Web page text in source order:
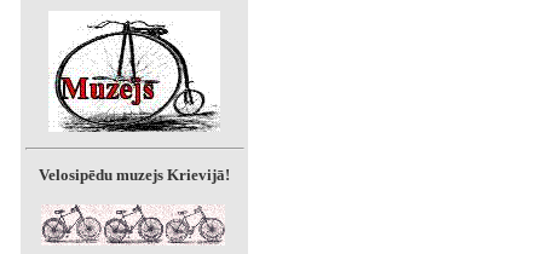
Velosipēdu muzejs Krievijā!